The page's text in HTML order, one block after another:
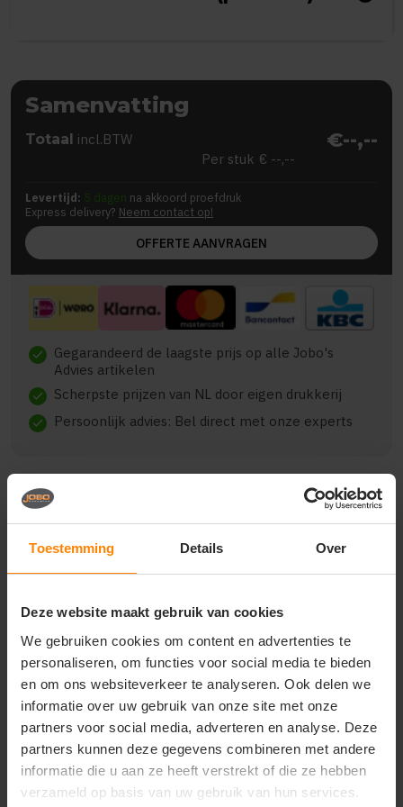
Toestemming Details Over
Deze website maakt gebruik van cookies
We gebruiken cookies om content en advertenties te
personaliseren, om functies voor social media te bieden
en om ons websiteverkeer te analyseren. Ook delen we
informatie over uw gebruik van onze site met onze
partners voor social media, adverteren en analyse. Deze
partners kunnen deze gegevens combineren met andere
informatie die u aan ze heeft verstrekt of die ze hebben
verzameld op basis van uw gebruik van hun services.
Samenvatting
Totaal incl.BTW €--,--
Per stuk € --,--
Levertijd: 5 dagen na akkoord proefdruk
Express delivery? Neem contact op!
OFFERTE AANVRAGEN
check Gegarandeerd de laagste prijs op alle Jobo's
Advies artikelen
check Scherpste prijzen van NL door eigen drukkerij
check Persoonlijk advies: Bel direct met onze experts
{"M":5,"L":5,"XL":10},"prnts":
[{"pp":"Achterzijde","pt":"Bedrukking","ct":"Drie
kleuren"}]}
Vragen? Neem contact
op met onze
klantenservice